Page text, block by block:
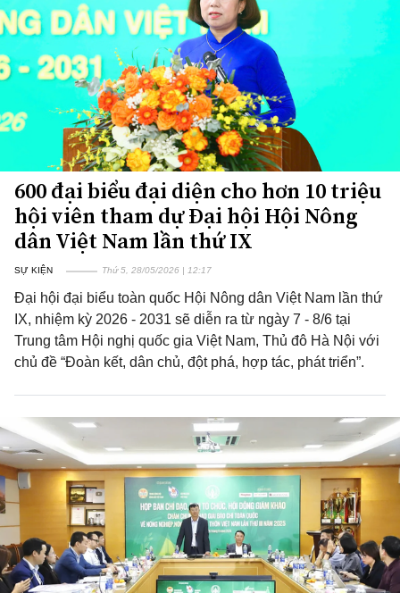
600 đại biểu đại diện cho hơn 10 triệu
hội viên tham dự Đại hội Hội Nông
dân Việt Nam lần thứ IX
SỰ KIỆN Thứ 5, 28/05/2026 | 12:17
Đại hội đại biểu toàn quốc Hội Nông dân Việt Nam lần thứ
IX, nhiệm kỳ 2026 - 2031 sẽ diễn ra từ ngày 7 - 8/6 tại
Trung tâm Hội nghị quốc gia Việt Nam, Thủ đô Hà Nội với
chủ đề “Đoàn kết, dân chủ, đột phá, hợp tác, phát triển”.